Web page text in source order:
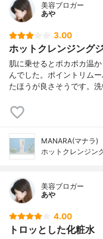
美容ブロガー
あや
3.00
ホットクレンジング
肌に乗せるとポカポカ温
んでした。ポイントリム
たほうが良さそうです。
MANARA(マナラ)
ホットクレンジン
美容ブロガー
あや
4.00
トロッとした化粧水